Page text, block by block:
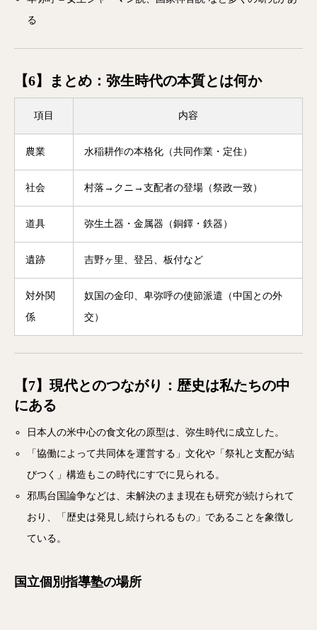
る
【6】まとめ：弥生時代の本質とは何か
項目 内容
農業 水稲耕作の本格化（共同作業・定住）
社会 村落→クニ→支配者の登場（祭政一致）
道具 弥生土器・金属器（銅鐸・鉄器）
遺跡 吉野ヶ里、登呂、板付など
対外関
係
奴国の金印、卑弥呼の使節派遣（中国との外
交）
【7】現代とのつながり：歴史は私たちの中
にある
日本人の米中心の食文化の原型は、弥生時代に成立した。
「協働によって共同体を運営する」文化や「祭礼と支配が結
びつく」構造もこの時代にすでに見られる。
邪馬台国論争などは、未解決のまま現在も研究が続けられて
おり、「歴史は発見し続けられるもの」であることを象徴し
ている。
国立個別指導塾の場所